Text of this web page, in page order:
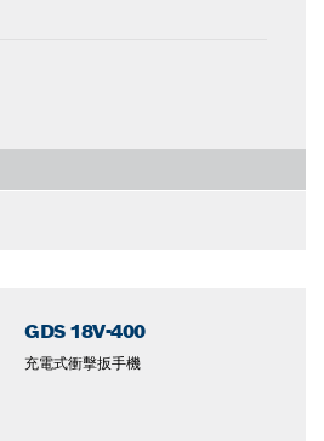
GDS 18V-400
充電式衝擊扳手機